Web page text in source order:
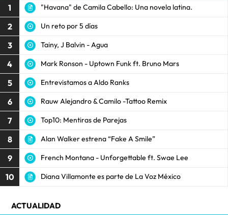
1 "Havana" de Camila Cabello: Una novela latina.
2 Un reto por 5 días
3 Tainy, J Balvin - Agua
4 Mark Ronson - Uptown Funk ft. Bruno Mars
5 Entrevistamos a Aldo Ranks
6 Rauw Alejandro & Camilo -Tattoo Remix
7 Top10: Mentiras de Parejas
8 Alan Walker estrena “Fake A Smile”
9 French Montana - Unforgettable ft. Swae Lee
10 Diana Villamonte es parte de La Voz México
ACTUALIDAD